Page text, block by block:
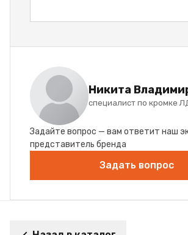
Никита
специалист по кромке
Задайте вопрос — вам ответит наш
представитель бренда
Задать вопрос